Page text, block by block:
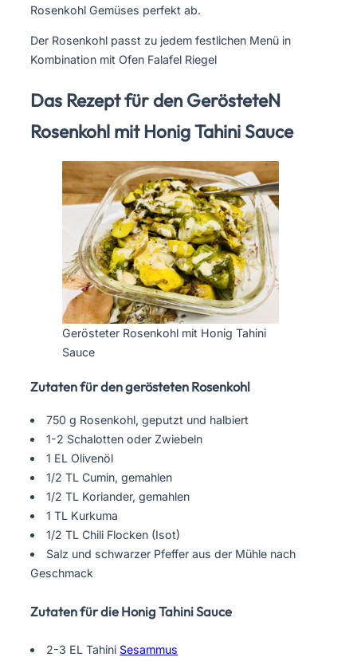
Rosenkohl Gemüses perfekt ab.
Der Rosenkohl passt zu jedem festlichen Menü in
Kombination mit Ofen Falafel Riegel
Das Rezept für den GerösteteN
Rosenkohl mit Honig Tahini Sauce
Gerösteter Rosenkohl mit Honig Tahini
Sauce
Zutaten für den gerösteten Rosenkohl
750 g Rosenkohl, geputzt und halbiert
1-2 Schalotten oder Zwiebeln
1 EL Olivenöl
1/2 TL Cumin, gemahlen
1/2 TL Koriander, gemahlen
1 TL Kurkuma
1/2 TL Chili Flocken (Isot)
Salz und schwarzer Pfeffer aus der Mühle nach
Geschmack
Zutaten für die Honig Tahini Sauce
2-3 EL Tahini Sesammus